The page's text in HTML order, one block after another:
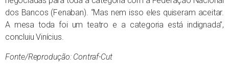
dos Bancos (Fenaban). “Mas nem isso eles quiseram aceitar.
A mesa toda foi um teatro e a categoria está indignada”,
concluiu Vinícius.
Fonte/Reprodução: Contraf-Cut